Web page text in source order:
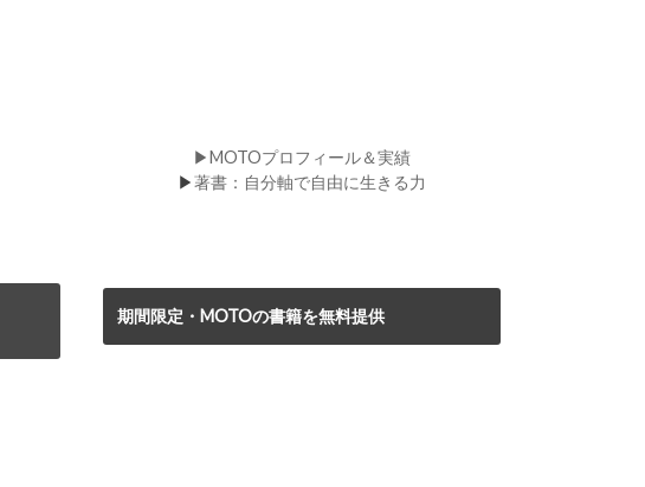
▶MOTOプロフィール＆実績
▶著書：自分軸で自由に生きる力
期間限定・MOTOの書籍を無料提供